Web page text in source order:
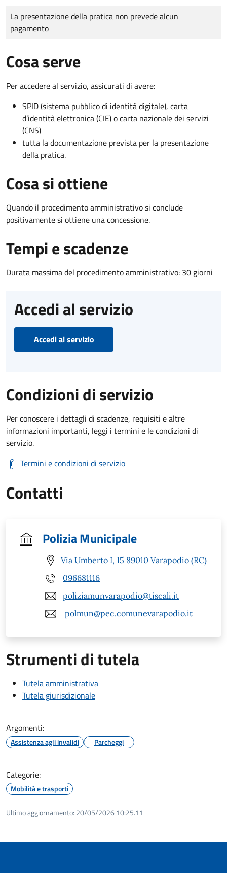
Tipo di pagamento
Importo
La presentazione della pratica non prevede alcun
pagamento
Cosa serve
Per accedere al servizio, assicurati di avere:
SPID (sistema pubblico di identità digitale), carta
d’identità elettronica (CIE) o carta nazionale dei servizi
(CNS)
tutta la documentazione prevista per la presentazione
della pratica.
Cosa si ottiene
Quando il procedimento amministrativo si conclude
positivamente si ottiene una concessione.
Tempi e scadenze
Durata massima del procedimento amministrativo: 30 giorni
Accedi al servizio
Accedi al servizio
Condizioni di servizio
Per conoscere i dettagli di scadenze, requisiti e altre
informazioni importanti, leggi i termini e le condizioni di
servizio.
Termini e condizioni di servizio
Contatti
Polizia Municipale
Via Umberto I, 15 89010 Varapodio (RC)
096681116
poliziamunvarapodio@tiscali.it
polmun@pec.comunevarapodio.it
Strumenti di tutela
Tutela amministrativa
Tutela giurisdizionale
Argomenti:
Assistenza agli invalidi Parcheggi
Categorie:
Mobilità e trasporti
Ultimo aggiornamento: 20/05/2026 10:25.11